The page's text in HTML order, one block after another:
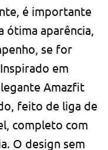
é importante
ótima aparência,
se for
em
Amazfit
feito de liga de
completo com
O design sem